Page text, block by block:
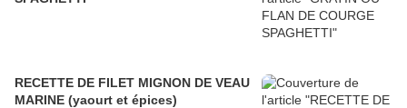
RECETTE DE FILET MIGNON DE VEAU
MARINE (yaourt et épices)